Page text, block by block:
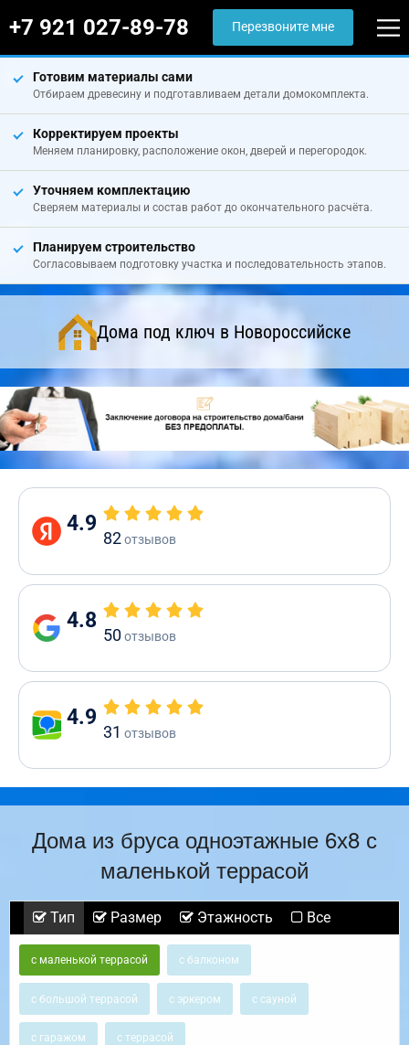
+7 921 027-89-78 Перезвоните мне
Готовим материалы сами
Отбираем древесину и подготавливаем детали домокомплекта.
Корректируем проекты
Меняем планировку, расположение окон, дверей и перегородок.
Уточняем комплектацию
Сверяем материалы и состав работ до окончательного расчёта.
Планируем строительство
Согласовываем подготовку участка и последовательность этапов.
Дома под ключ в Новороссийске
4.9
82отзывов
4.8
50отзывов
4.9
31 отзывов
Дома из бруса одноэтажные 6х8 с
маленькой террасой
Тип Размер Этажность Все
с маленькой террасой с балконом
с большой террасой с эркером с сауной
с гаражом с террасой